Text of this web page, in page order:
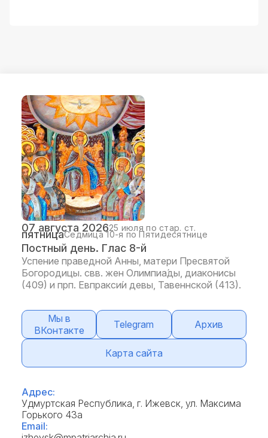
07 августа 202625 июля по стар. ст.
пятницаСедмица 10-я по Пятидесятнице
Постный день. Глас 8-й
Успение праведной Анны, матери Пресвятой
Богородицы. свв. жен Олимпиа́ды, диаконисы
(409) и прп. Евпракси́и девы, Тавеннской (413).
Мы в
ВКонтакте
Telegram Архив
Карта сайта
Адрес:
Удмуртская Республика, г. Ижевск, ул. Максима
Горького 43а
Email: